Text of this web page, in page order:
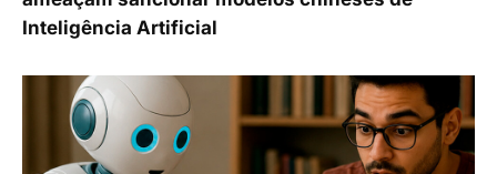
Inteligência Artificial